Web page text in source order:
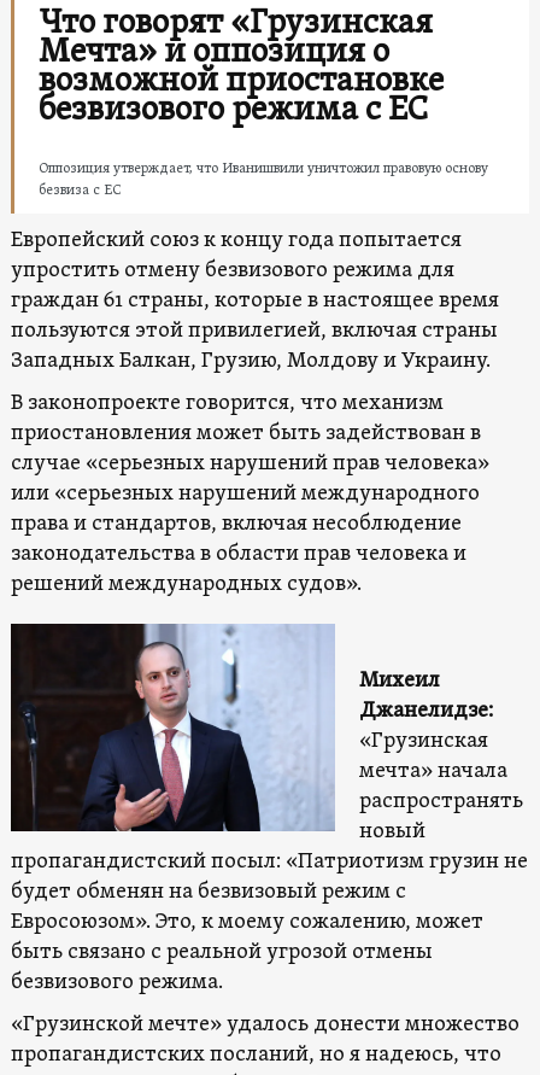
Что говорят «Грузинская
Мечта» и оппозиция о
возможной приостановке
безвизового режима с ЕС
Оппозиция утверждает, что Иванишвили уничтожил правовую основу
безвиза с ЕС
Европейский союз к концу года попытается
упростить отмену безвизового режима для
граждан 61 страны, которые в настоящее время
пользуются этой привилегией, включая страны
Западных Балкан, Грузию, Молдову и Украину.
В законопроекте говорится, что механизм
приостановления может быть задействован в
случае «серьезных нарушений прав человека»
или «серьезных нарушений международного
права и стандартов, включая несоблюдение
законодательства в области прав человека и
решений международных судов».
Михеил
Джанелидзе:
«Грузинская
мечта» начала
распространять
новый
пропагандистский посыл: «Патриотизм грузин не
будет обменян на безвизовый режим с
Евросоюзом». Это, к моему сожалению, может
быть связано с реальной угрозой отмены
безвизового режима.
«Грузинской мечте» удалось донести множество
пропагандистских посланий, но я надеюсь, что